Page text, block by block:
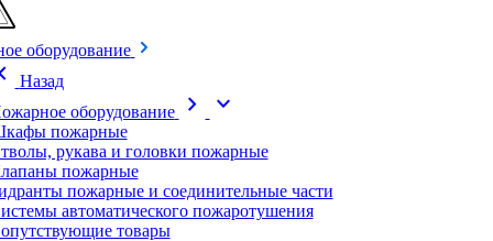
оборудование
Назад
оборудование
chevron_right expand_more
пожарные
рукава и головки пожарные
пожарные
пожарные и соединительные части
автоматического пожаротушения
товары